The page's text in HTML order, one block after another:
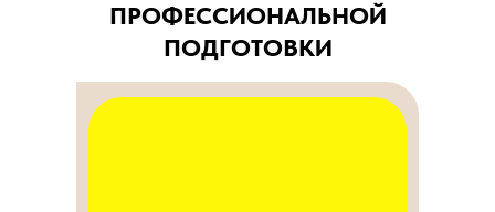
ПРОФЕССИОНАЛЬНОЙ
ПОДГОТОВКИ